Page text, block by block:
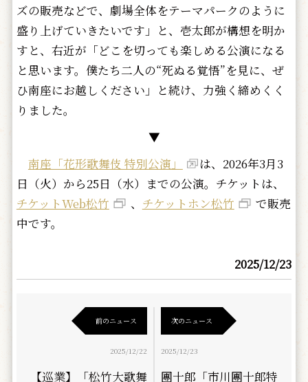
ズの販売などで、劇場全体をテーマパークのように
盛り上げていきたいです」と、壱太郎が構想を明か
すと、右近が「どこを切っても楽しめる公演になる
と思います。僕たち二人の“死ぬる覚悟”を見に、ぜ
ひ南座にお越しください」と続け、力強く締めくく
りました。
▼
南座「花形歌舞伎 特別公演」
は、2026年3月3
日（火）から25日（水）までの公演。チケットは、
チケットWeb松竹
、 チケットホン松竹
で販売
中です。
2025/12/23
前のニュース
2025/12/22
【巡業】「松竹大歌舞
次のニュース
2025/12/23
團十郎「市川團十郎特